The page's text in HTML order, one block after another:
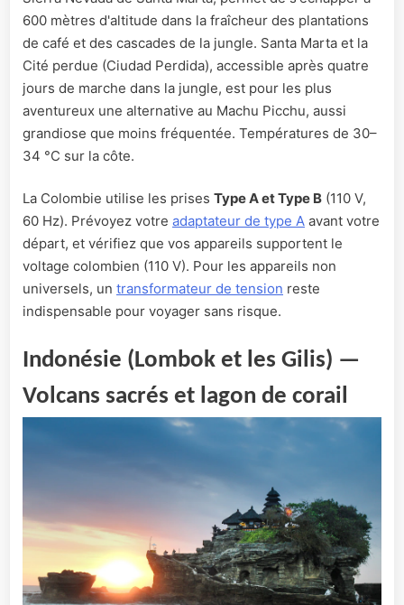
600 mètres d'altitude dans la fraîcheur des plantations
de café et des cascades de la jungle. Santa Marta et la
Cité perdue (Ciudad Perdida), accessible après quatre
jours de marche dans la jungle, est pour les plus
aventureux une alternative au Machu Picchu, aussi
grandiose que moins fréquentée. Températures de 30–
34 °C sur la côte.
La Colombie utilise les prises Type A et Type B (110 V,
60 Hz). Prévoyez votre adaptateur de type A avant votre
départ, et vérifiez que vos appareils supportent le
voltage colombien (110 V). Pour les appareils non
universels, un transformateur de tension reste
indispensable pour voyager sans risque.
Indonésie (Lombok et les Gilis) —
Volcans sacrés et lagon de corail